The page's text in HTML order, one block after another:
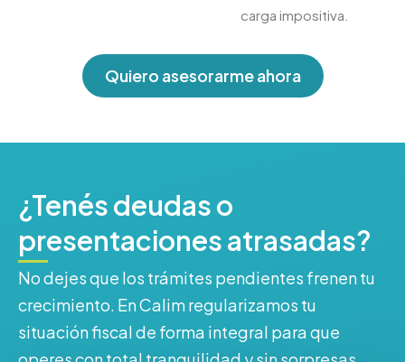
carga impositiva.
Quiero asesorarme ahora
¿Tenés deudas o
presentaciones atrasadas?
No dejes que los trámites pendientes frenen tu
crecimiento. En Calim regularizamos tu
situación fiscal de forma integral para que